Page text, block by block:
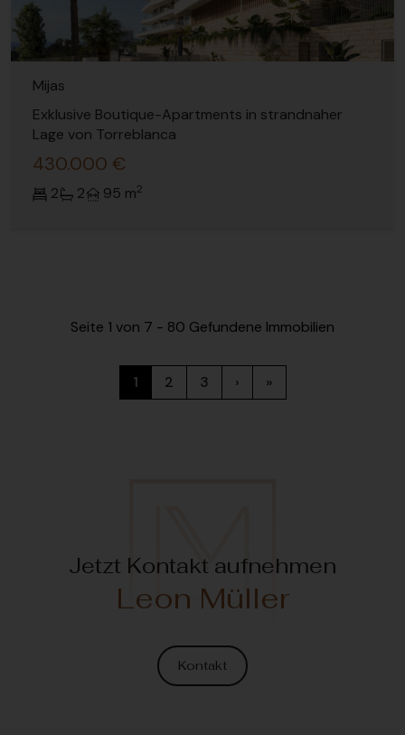
Mijas
Exklusive Boutique-Apartments in strandnaher
Lage von Torreblanca
430.000 €
2 2 95 m2
Seite 1 von 7 - 80 Gefundene Immobilien
1 2 3 › »
Jetzt Kontakt aufnehmen
Leon Müller
Kontakt